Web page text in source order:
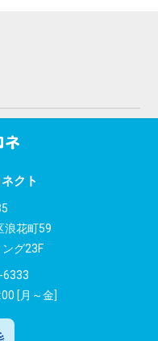
クト
浪花町59
グ23F
6333
[月～金]